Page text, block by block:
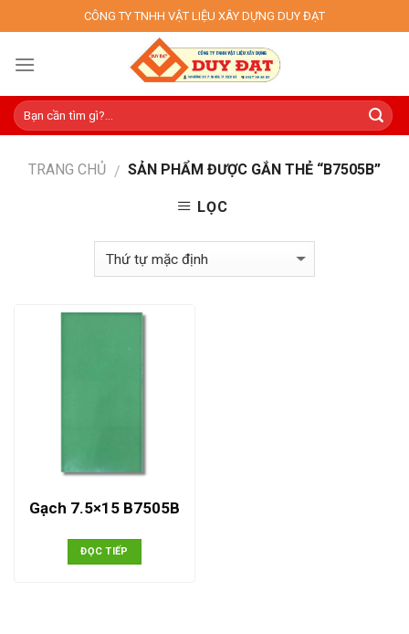
to
content
CÔNG TY TNHH VẬT LIỆU XÂY DỰNG DUY ĐẠT
TRANG CHỦ / SẢN PHẨM ĐƯỢC GẮN THẺ “B7505B”
LỌC
Gạch 7.5×15 B7505B
ĐỌC TIẾP